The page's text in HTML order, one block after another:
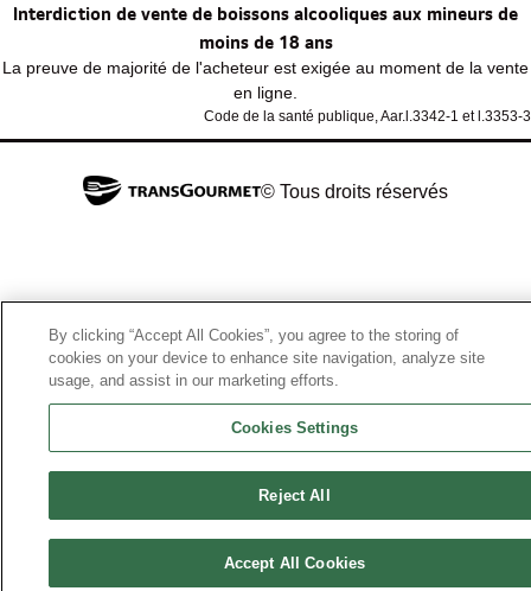
Interdiction de vente de boissons alcooliques aux mineurs de
moins de 18 ans
La preuve de majorité de l'acheteur est exigée au moment de la vente
en ligne.
Code de la santé publique, Aar.l.3342-1 et l.3353-3
© Tous droits réservés
By clicking “Accept All Cookies”, you agree to the storing of
cookies on your device to enhance site navigation, analyze site
usage, and assist in our marketing efforts.
Cookies Settings
Reject All
Accept All Cookies